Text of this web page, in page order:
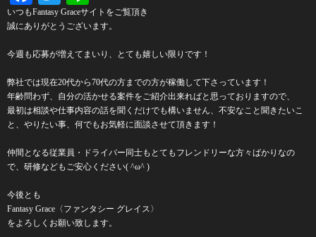
いつもFantasy Graceサイトをご覧頂き
誠にありがとうございます。
今週も応募が増えてまいり、とても嬉しい限りです！
弊社では現在20代から70代の方までの方が稼働して下さっています！
年齢問わず、自分の活かせる案件をご紹介出来ればと思っておりますので、
最初は相談や仕事内容の話を聞くだけでも構いません、不安なこと聞きたいこ
と、やりたい事、何でもお気軽に面談させて頂きます！
仲間となる従業員・ドライバー同士もとてもフレンドリーな方々ばかりなの
で、研修などもご安心ください( ^ω^ )
今後とも
Fantasy Grace〈ファンタシー グレイス〉
をよろしくお願い致します。